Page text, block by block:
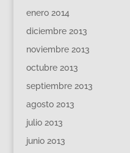
enero 2014
diciembre 2013
noviembre 2013
octubre 2013
septiembre 2013
agosto 2013
julio 2013
junio 2013